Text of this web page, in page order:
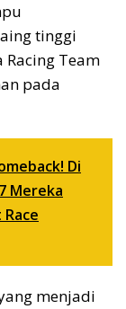
tinggi
Racing Team
pada
Di
Mereka
menjadi